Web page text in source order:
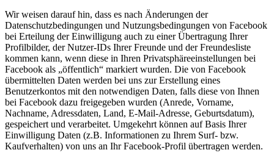
Wir weisen darauf hin, dass es nach Änderungen der
Datenschutzbedingungen und Nutzungsbedingungen von Facebook
bei Erteilung der Einwilligung auch zu einer Übertragung Ihrer
Profilbilder, der Nutzer-IDs Ihrer Freunde und der Freundesliste
kommen kann, wenn diese in Ihren Privatsphäreeinstellungen bei
Facebook als „öffentlich“ markiert wurden. Die von Facebook
übermittelten Daten werden bei uns zur Erstellung eines
Benutzerkontos mit den notwendigen Daten, falls diese von Ihnen
bei Facebook dazu freigegeben wurden (Anrede, Vorname,
Nachname, Adressdaten, Land, E-Mail-Adresse, Geburtsdatum),
gespeichert und verarbeitet. Umgekehrt können auf Basis Ihrer
Einwilligung Daten (z.B. Informationen zu Ihrem Surf- bzw.
Kaufverhalten) von uns an Ihr Facebook-Profil übertragen werden.